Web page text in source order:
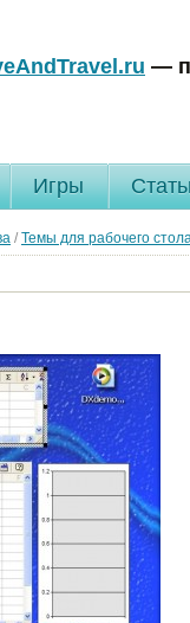
—
Игры
/ Темы для рабочего